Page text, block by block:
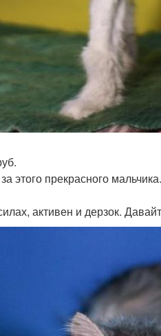
этого прекрасного
активен и дерзок.